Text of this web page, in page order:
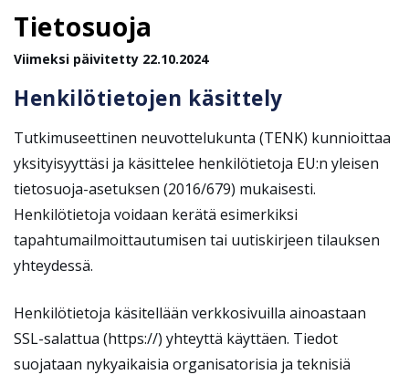
Tietosuoja
Viimeksi päivitetty 22.10.2024
Henkilötietojen käsittely
Tutkimuseettinen neuvottelukunta (TENK) kunnioittaa
yksityisyyttäsi ja käsittelee henkilötietoja EU:n yleisen
tietosuoja-asetuksen (2016/679) mukaisesti.
Henkilötietoja voidaan kerätä esimerkiksi
tapahtumailmoittautumisen tai uutiskirjeen tilauksen
yhteydessä.
Henkilötietoja käsitellään verkkosivuilla ainoastaan
SSL-salattua (https://) yhteyttä käyttäen. Tiedot
suojataan nykyaikaisia organisatorisia ja teknisiä